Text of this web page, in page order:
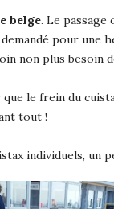
belge. Le
pour une
non plus
le frein du
tout !
individuels, un